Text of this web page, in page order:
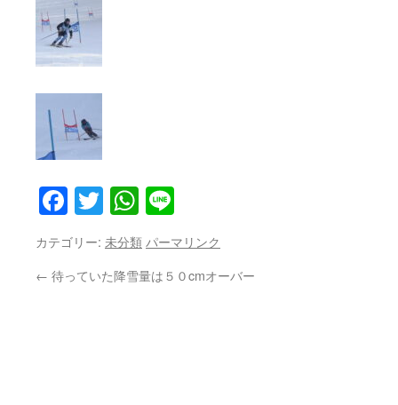
Facebook
TwitterWhatsApp
カテゴリー: 未分類パーマリンク
← 待っていた降雪量は５０cmオーバー